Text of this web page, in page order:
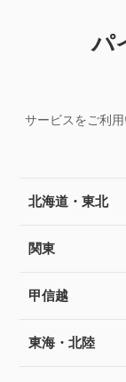
パ
サービスをご利
北海道・東北
関東
甲信越
東海・北陸